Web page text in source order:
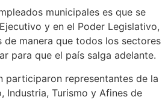
municipales es que se
y en el Poder Legislativo,
de manera que todos los sectores
para que el país salga adelante.
participaron representantes de la
Industria, Turismo y Afines de